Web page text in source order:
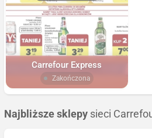
Carrefour Express
Zakończona
Najbliższe sklepy sieci